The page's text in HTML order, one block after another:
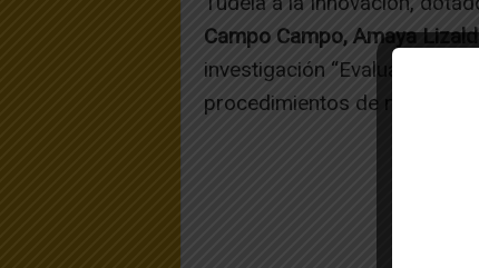
Campo Campo, Amaya
investigación “Evaluación de
procedimientos de marcaje”.